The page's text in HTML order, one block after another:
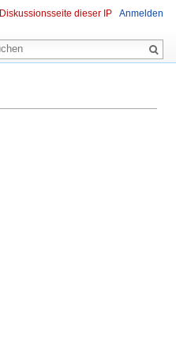
Diskussionsseite dieser IP Anmelden